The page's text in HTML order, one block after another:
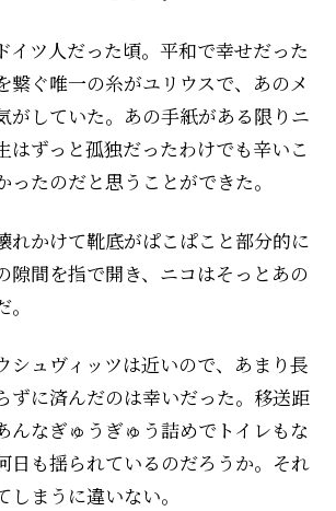
ツ人だった頃。平和で幸せだった
繋ぐ唯一の糸がユリウスで、あのメ
がしていた。あの手紙がある限りニ
はずっと孤独だったわけでも辛いこ
ったのだと思うことができた。
れかけて靴底がぱこぱこと部分的に
隙間を指で開き、ニコはそっとあの
シュヴィッツは近いので、あまり長
ずに済んだのは幸いだった。移送距
んなぎゅうぎゅう詰めでトイレもな
日も揺られているのだろうか。それ
まうに違いない。